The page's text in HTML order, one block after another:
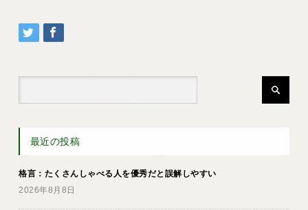
最近の投稿
格言：たくさんしゃべる人を優秀だと誤解しやすい
2026年8月8日